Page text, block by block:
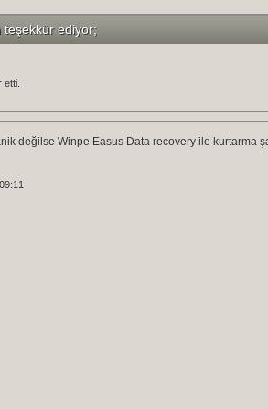
teşekkür ediyor;
değilse Winpe Easus Data recovery ile kurtarma